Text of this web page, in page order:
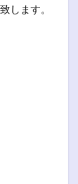
します。